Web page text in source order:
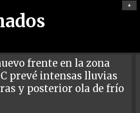
+
frente en la zona
prevé intensas lluvias
y posterior ola de frío